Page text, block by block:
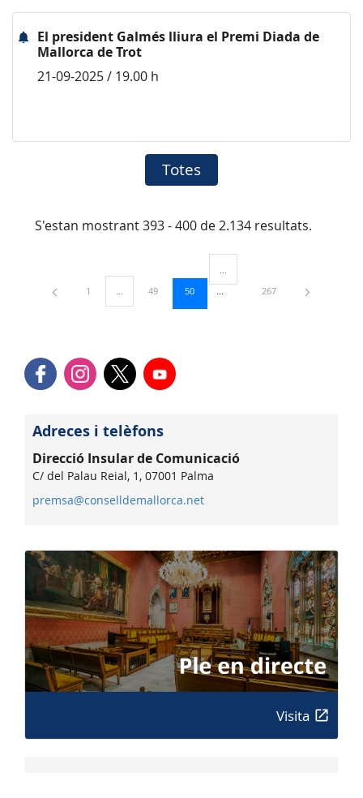
El president Galmés lliura el Premi Diada de
Mallorca de Trot
21-09-2025 / 19.00 h
Totes
S'estan mostrant 393 - 400 de 2.134 resultats.
Pàgina
1 ...Pàgines intermèdies Utilitzeu TAB per navegar.
Pàgina
49 Pàgina
50
Pàgines intermèdies Utilitzeu
Pàgina
267
Adreces i telèfons
Direcció Insular de Comunicació
C/ del Palau Reial, 1, 07001 Palma
premsa@conselldemallorca.net
Visita